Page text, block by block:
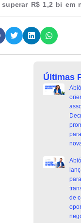
R$ 1,2 bi em
Últimas
de